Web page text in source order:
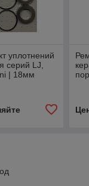
уплотнений
серий LJ,
| 18мм